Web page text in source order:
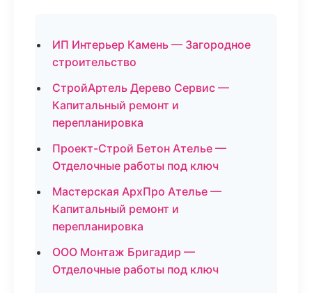
ИП Интерьер Камень — Загородное
строительство
СтройАртель Дерево Сервис —
Капитальный ремонт и
перепланировка
Проект-Строй Бетон Ателье —
Отделочные работы под ключ
Мастерская АрхПро Ателье —
Капитальный ремонт и
перепланировка
ООО Монтаж Бригадир —
Отделочные работы под ключ